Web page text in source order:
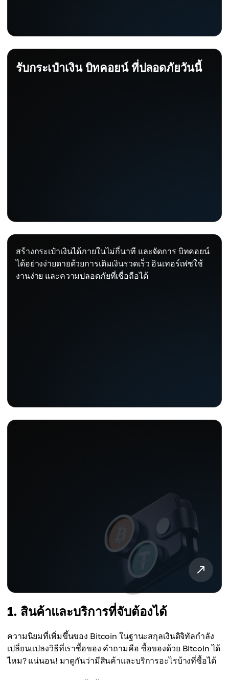
รับกระเป๋าเงิน บิทคอยน์ ที่ปลอดภัยวันนี้
สร้างกระเป๋าเงินได้ภายในไม่กี่นาที และจัดการ บิทคอยน์
ได้อย่างง่ายดายด้วยการเติมเงินรวดเร็ว อินเทอร์เฟซใช้
งานง่าย และความปลอดภัยที่เชื่อถือได้
1. สินค้าและบริการที่จับต้องได้
ความนิยมที่เพิ่มขึ้นของ Bitcoin ในฐานะสกุลเงินดิจิทัลกำลัง
เปลี่ยนแปลงวิธีที่เราซื้อของ คำถามคือ ซื้อของด้วย Bitcoin ได้
ไหม? แน่นอน! มาดูกันว่ามีสินค้าและบริการอะไรบ้างที่ซื้อได้